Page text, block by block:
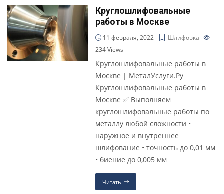
Круглошлифовальные
работы в Москве
11 февраля, 2022
Шлифовка
234Views
Круглошлифовальные работы в
Москве | МеталУслуги.Ру
Круглошлифовальные работы в
Москве ✅ Выполняем
круглошлифовальные работы по
металлу любой сложности •
наружное и внутреннее
шлифование • точность до 0,01 мм
• биение до 0,005 мм
Читать